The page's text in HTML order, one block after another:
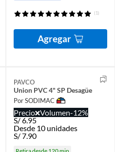
(1)
Agregar
PAVCO
Union PVC 4" SP Desagüe
Por SODIMAC
Precio Volumen-12%
S/6.95
Desde 10 unidades
S/7.90